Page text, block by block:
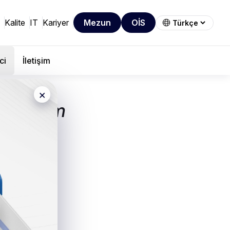
Kalite IT Kariyer Mezun OİS
İletişim
×